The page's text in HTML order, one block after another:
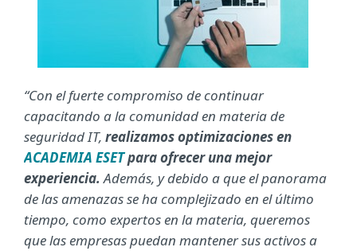
“Con el fuerte compromiso de continuar
capacitando a la comunidad en materia de
seguridad IT, realizamos optimizaciones en
ACADEMIA ESETpara ofrecer una mejor
experiencia.Además, y debido a que el panorama
de las amenazas se ha complejizado en el último
tiempo, como expertos en la materia, queremos
que las empresas puedan mantener sus activos a